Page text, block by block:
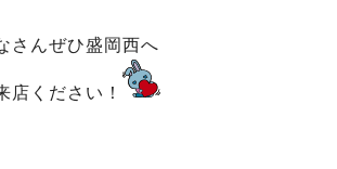
さんぜひ盛岡西へ
店ください！